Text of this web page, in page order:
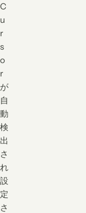
C
u
r
s
o
r
が
自
動
検
出
さ
れ
設
定
さ